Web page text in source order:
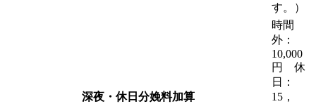
す。）
深夜・休日分娩料加算
時間
外：
10,000
円 休
日：
15，